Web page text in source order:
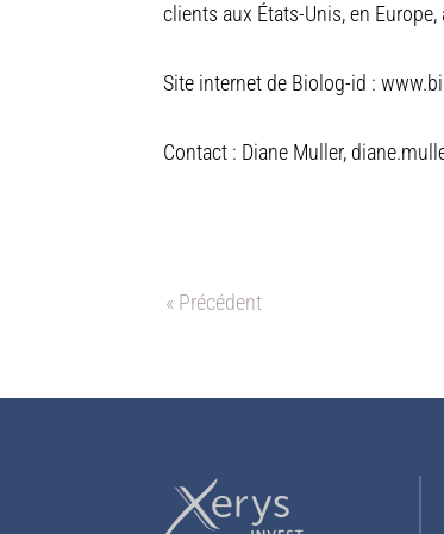
clients aux États-Unis, en
Site internet de Biolog-id :
Contact : Diane Muller,
« Précédent